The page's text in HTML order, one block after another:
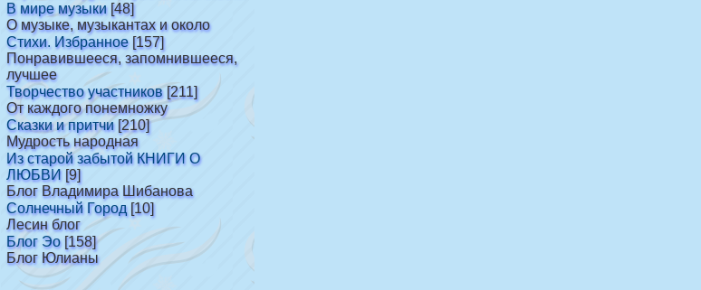
В мире музыки [48]
О музыке, музыкантах и около
Стихи. Избранное [157]
Понравившееся, запомнившееся,
лучшее
Творчество участников [211]
От каждого понемножку
Сказки и притчи [210]
Мудрость народная
Из старой забытой КНИГИ О
ЛЮБВИ [9]
Блог Владимира Шибанова
Солнечный Город [10]
Лесин блог
Блог Эо [158]
Блог Юлианы